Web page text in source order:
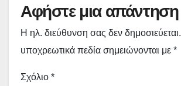
Αφήστε μια απάντηση
Η ηλ. διεύθυνση σας δεν δημοσιεύεται.
υποχρεωτικά πεδία σημειώνονται με *
Σχόλιο *